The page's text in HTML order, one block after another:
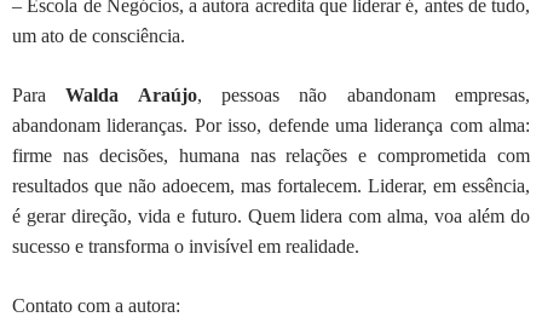
– Escola de Negócios, a autora acredita que liderar é, antes de tudo,
um ato de consciência.
ParaWalda Araújo, pessoas não abandonam empresas,
abandonam lideranças. Por isso, defende uma liderança com alma:
firme nas decisões, humana nas relações ecomprometida com
resultados que não adoecem, mas fortalecem. Liderar, em essência,
é gerar direção, vida e futuro. Quem lidera com alma, voa além do
sucesso e transforma o invisível em realidade.
Contato com a autora: